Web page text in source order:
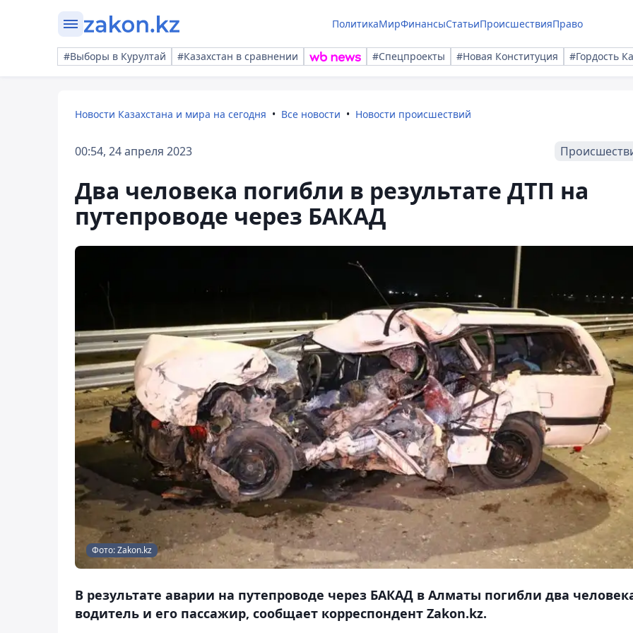
ПолитикаМирФинансыСтатьиПроисшествияПраво
#Выборы в Курултай #Казахстан в сравнении #Спецпроекты #Новая Конституция #Гордость
Новости Казахстана и мира на сегодня Все новости Новости происшествий
00:54, 24 апреля 2023
Два человека погибли в результате ДТП на
путепроводе через БАКАД
Фото: Zakon.kz
В результате аварии на путепроводе через БАКАД в Алматы погибли два
водитель и его пассажир, сообщает корреспондент Zakon.kz.